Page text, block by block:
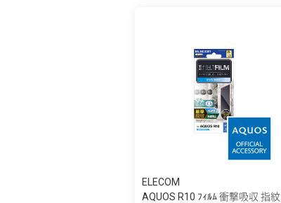
ELECOM
AQUOS R10 ﾌｨﾙﾑ 衝撃吸収 指紋